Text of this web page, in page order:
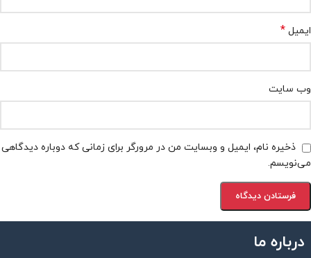
ایمیل *
وب‌ سایت
ذخیره نام، ایمیل و وبسایت من در مرورگر برای زمانی که دوباره دیدگاهی
می‌نویسم.
درباره ما